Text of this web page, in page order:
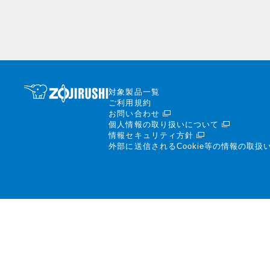
対象製品一覧
ご利用規約
お問い合わせ
個人情報の取り扱いについて
情報セキュリティ方針
外部に送信されるCookie等の情報の取扱